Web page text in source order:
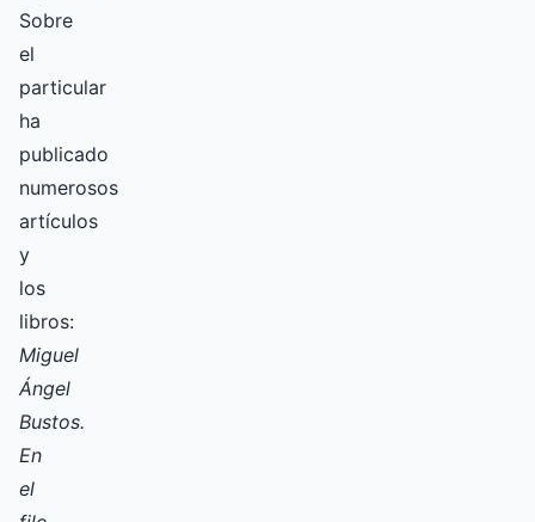
Sobre
el
particular
ha
publicado
numerosos
artículos
y
los
libros:
Miguel
Ángel
Bustos.
En
el